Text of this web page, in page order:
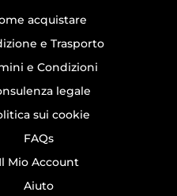
acquistare
e Trasporto
e Condizioni
legale
sui cookie
FAQs
Mio Account
Aiuto